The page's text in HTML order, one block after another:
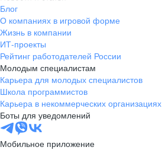
Блог
О компаниях в игровой форме
Жизнь в компании
ИТ-проекты
Рейтинг работодателей России
Молодым специалистам
Карьера для молодых специалистов
Школа программистов
Карьера в некоммерческих организациях
Боты для уведомлений
Мобильное приложение